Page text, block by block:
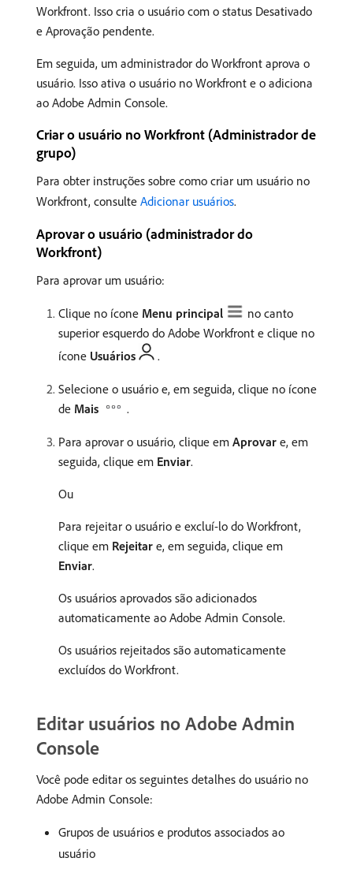
Workfront. Isso cria o usuário com o status Desativado
e Aprovação pendente.
Em seguida, um administrador do Workfront aprova o
usuário. Isso ativa o usuário no Workfront e o adiciona
ao Adobe Admin Console.
Criar o usuário no Workfront (Administrador de
grupo)
Para obter instruções sobre como criar um usuário no
Workfront, consulte Adicionar usuários.
Aprovar o usuário (administrador do
Workfront)
Para aprovar um usuário:
Clique no ícone Menu principal
no canto
superior esquerdo do Adobe Workfront e clique no
ícone Usuários .
Selecione o usuário e, em seguida, clique no ícone
de Mais .
Para aprovar o usuário, clique em Aprovar e, em
seguida, clique em Enviar.
Ou
Para rejeitar o usuário e excluí-lo do Workfront,
clique em Rejeitar e, em seguida, clique em
Enviar.
Os usuários aprovados são adicionados
automaticamente ao Adobe Admin Console.
Os usuários rejeitados são automaticamente
excluídos do Workfront.
Editar usuários no Adobe Admin
Console
Você pode editar os seguintes detalhes do usuário no
Adobe Admin Console:
Grupos de usuários e produtos associados ao
usuário